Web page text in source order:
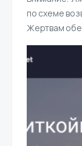
по схеме
Жертвам